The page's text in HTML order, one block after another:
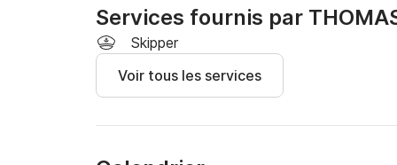
Services fournis par
Skipper
Voir tous les services